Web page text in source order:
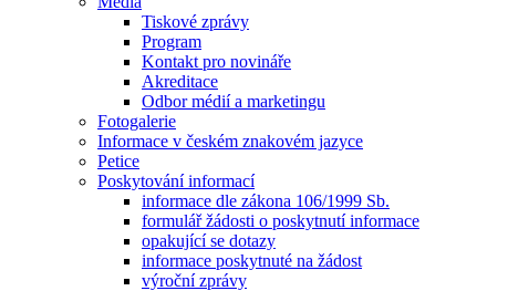
Tiskové zprávy
Program
Kontakt pro novináře
Akreditace
Odbor médií a marketingu
Fotogalerie
Informace v českém znakovém jazyce
Petice
Poskytování informací
informace dle zákona 106/1999 Sb.
formulář žádosti o poskytnutí informace
opakující se dotazy
informace poskytnuté na žádost
výroční zprávy